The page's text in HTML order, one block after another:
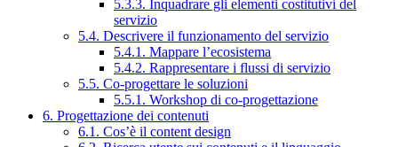
5.3.3. Inquadrare gli elementi costitutivi del
servizio
5.4. Descrivere il funzionamento del servizio
5.4.1. Mappare l’ecosistema
5.4.2. Rappresentare i flussi di servizio
5.5. Co-progettare le soluzioni
5.5.1. Workshop di co-progettazione
6. Progettazione dei contenuti
6.1. Cos’è il content design